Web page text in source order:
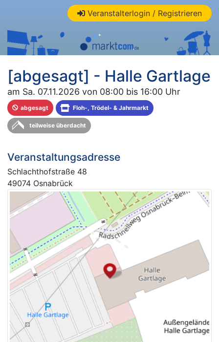
Veranstalterlogin / Registrieren
[abgesagt] - Halle Gartlage
am Sa. 07.11.2026 von 08:00 bis 16:00 Uhr
abgesagt Floh-, Trödel- & Jahrmarkt
teilweise überdacht
Veranstaltungsadresse
Schlachthofstraße 48
49074 Osnabrück